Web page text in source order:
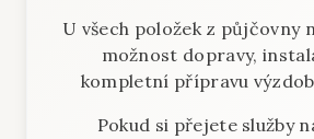
U všech položek z půjčovny
možnost dopravy,
kompletní přípravu
Pokud si přejete služby